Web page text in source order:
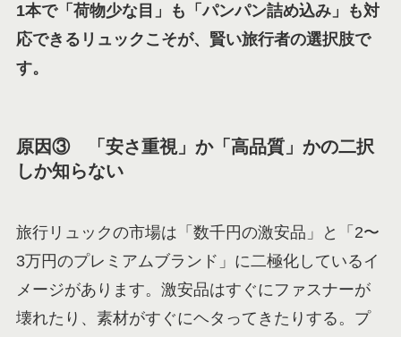
1本で「荷物少な目」も「パンパン詰め込み」も対
応できるリュックこそが、賢い旅行者の選択肢で
す。
原因③ 「安さ重視」か「高品質」かの二択
しか知らない
旅行リュックの市場は「数千円の激安品」と「2〜
3万円のプレミアムブランド」に二極化しているイ
メージがあります。激安品はすぐにファスナーが
壊れたり、素材がすぐにヘタってきたりする。プ